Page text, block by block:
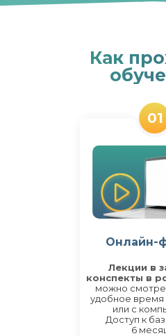
Как
01
Онлайн-
Лекции в
конспекты в
можно
удобное время
или с
Доступ к
6